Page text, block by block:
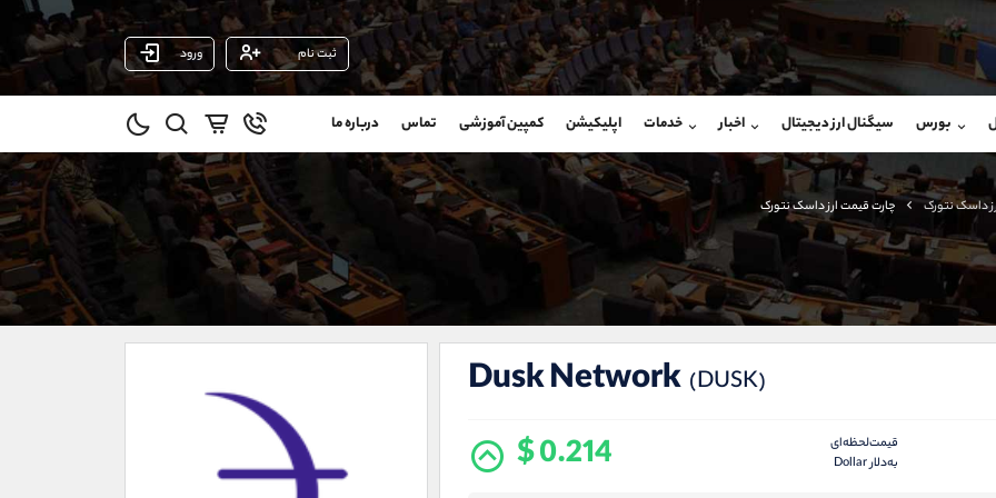
ثبت نام ورود
بورس سیگنال ارز دیجیتال اخبار خدمات اپلیکیشن کمپین آموزشی تماس درباره ما
داسک نتورک چارت قیمت ارز داسک نتورک
Dusk Network (DUSK)
قیمت‌لحظه‌ای
به‌دلار Dollar
$ 0.214
شروع گفتگو
@Armteam_admin_104
104
شروع گفتگو
@Armteam_admin_por
داخلی 107
(محسن یزدی)
09304891085
واتساپ شروع گفتگو
تلگرام @Armteam_admin_103
021-22021030
021-22021040
@alireza.mehrabii
@alirezamehrabi_com
@alirezamehrabi_official